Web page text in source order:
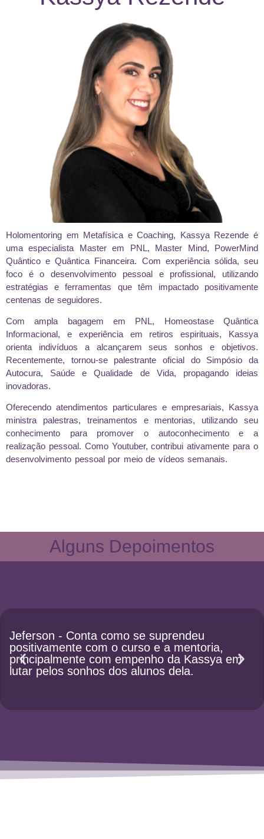
Holomentoring em Metafísica e Coaching, Kassya Rezende é
uma especialista Master em PNL, Master Mind, PowerMind
Quântico e Quântica Financeira. Com experiência sólida, seu
foco é o desenvolvimento pessoal e profissional, utilizando
estratégias e ferramentas que têm impactado positivamente
centenas de seguidores.
Com ampla bagagem em PNL, Homeostase Quântica
Informacional, e experiência em retiros espirituais, Kassya
orienta indivíduos a alcançarem seus sonhos e objetivos.
Recentemente, tornou-se palestrante oficial do Simpósio da
Autocura, Saúde e Qualidade de Vida, propagando ideias
inovadoras.
Oferecendo atendimentos particulares e empresariais, Kassya
ministra palestras, treinamentos e mentorias, utilizando seu
conhecimento para promover o autoconhecimento e a
realização pessoal. Como Youtuber, contribui ativamente para o
desenvolvimento pessoal por meio de vídeos semanais.
Alguns Depoimentos
Jeferson - Conta como se suprendeu
positivamente com o curso e a mentoria,
principalmente com empenho da Kassya em
lutar pelos sonhos dos alunos dela.